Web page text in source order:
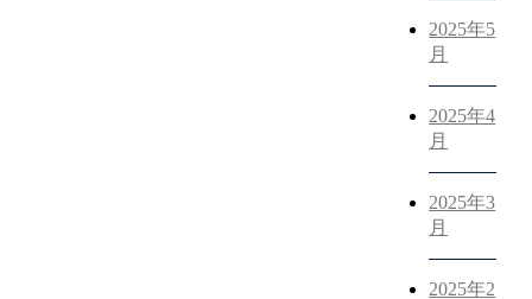
ことなら「リモラル」へ！
2025年5
月
2025年4
月
2025年3
月
2025年2